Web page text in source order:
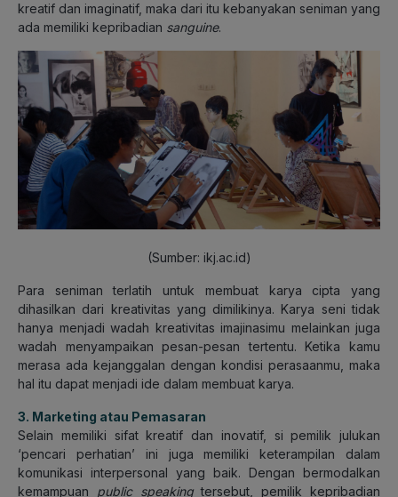
kreatif dan imaginatif, maka dari itu kebanyakan seniman yang
ada memiliki kepribadian sanguine.
(Sumber: ikj.ac.id)
Para seniman terlatih untuk membuat karya cipta yang
dihasilkan dari kreativitas yang dimilikinya. Karya seni tidak
hanya menjadi wadah kreativitas imajinasimu melainkan juga
wadah menyampaikan pesan-pesan tertentu. Ketika kamu
merasa ada kejanggalan dengan kondisi perasaanmu, maka
hal itu dapat menjadi ide dalam membuat karya.
3. Marketing atau Pemasaran
Selain memiliki sifat kreatif dan inovatif, si pemilik julukan
‘pencari perhatian’ ini juga memiliki keterampilan dalam
komunikasi interpersonal yang baik. Dengan bermodalkan
kemampuan public speakingtersebut, pemilik kepribadian